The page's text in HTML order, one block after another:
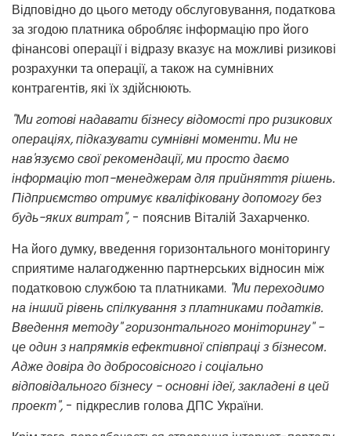
Відповідно до цього методу обслуговування, податкова
за згодою платника обробляє інформацію про його
фінансові операції і відразу вказує на можливі ризикові
розрахунки та операції, а також на сумнівних
контрагентів, які їх здійснюють.
"Ми готові надавати бізнесу відомості про ризикових
операціях, підказувати сумнівні моменти. Ми не
нав'язуємо свої рекомендації, ми просто даємо
інформацію топ-менеджерам для прийняття рішень.
Підприємство отримує кваліфіковану допомогу без
будь-яких витрат", - пояснив Віталій Захарченко.
На його думку, введення горизонтального моніторингу
сприятиме налагодженню партнерських відносин між
податковою службою та платниками. "Ми переходимо
на інший рівень спілкування з платниками податків.
Введення методу" горизонтального моніторингу" -
це один з напрямків ефективної співпраці з бізнесом.
Адже довіра до добросовісного і соціально
відповідального бізнесу - основні ідеї, закладені в цей
проект", - підкреслив голова ДПС України.